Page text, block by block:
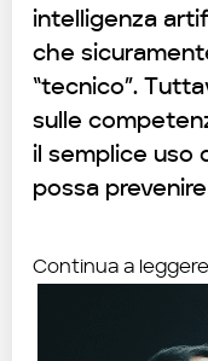
intelligenza
che
“tecnico”.
sulle
il semplice uso
possa
Continua a leggere